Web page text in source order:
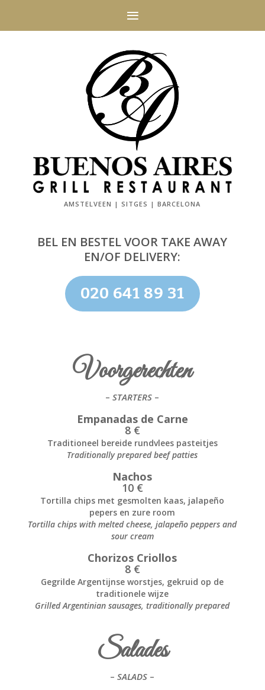
AMSTELVEEN | SITGES | BARCELONA
BEL EN BESTEL VOOR TAKE AWAY
EN/OF DELIVERY:
020 641 89 31
Voorgerechten
–STARTERS –
Empanadas de Carne
8 €
Traditioneel bereide rundvlees pasteitjes
Traditionally prepared beef patties
Nachos
10 €
Tortilla chips met gesmolten kaas, jalapeño
pepers en zure room
Tortilla chips with melted cheese, jalapeño peppers and
sour cream
Chorizos Criollos
8 €
Gegrilde Argentijnse worstjes, gekruid op de
traditionele wijze
Grilled Argentinian sausages, traditionally prepared
Salades
–SALADS –